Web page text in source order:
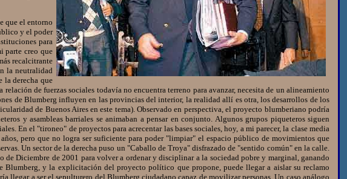
que el entorno
y el poder
para
parte creo que
recalcitrante
la neutralidad
la derecha que
de fuerzas sociales todavía no encuentra terreno para avanzar, necesita de un alineamiento
de Blumberg influyen en las provincias del interior, la realidad allí es otra, los desarrollos de los
de Buenos Aires en este tema). Observado en perspectiva, el proyecto blumberiano podría
y asambleas barriales se animaban a pensar en conjunto. Algunos grupos piqueteros siguen
En el "tironeo" de proyectos para acrecentar las bases sociales, hoy, a mi parecer, la clase media
pero que no logra ser suficiente para poder "limpiar" el espacio público de movimientos que
Un sector de la derecha puso un "Caballo de Troya" disfrazado de "sentido común" en la calle.
Diciembre de 2001 para volver a ordenar y disciplinar a la sociedad pobre y marginal, ganando
y la explicitación del proyecto político que propone, puede llegar a aislar su reclamo
a ser el sepulturero del Blumberg ciudadano capaz de movilizar personas. Un caso análogo